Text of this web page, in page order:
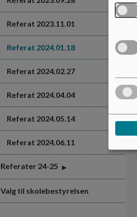
Referat 2023.11.01
Referat 2024.01.18
Referat 2024.02.27
Referat 2024.04.04
Referat 2024.05.14
Referat 2024.06.11
Referater 24-25
Valg til skolebestyrelsen